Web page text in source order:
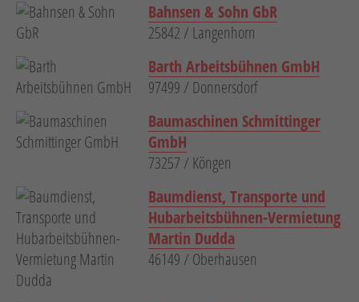
Bahnsen & Sohn GbR
25842 / Langenhorn
Barth Arbeitsbühnen GmbH
97499 / Donnersdorf
Baumaschinen Schmittinger
GmbH
73257 / Köngen
Baumdienst, Transporte und
Hubarbeitsbühnen-Vermietung
Martin Dudda
46149 / Oberhausen